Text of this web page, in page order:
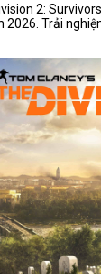
2:
2026. Trải